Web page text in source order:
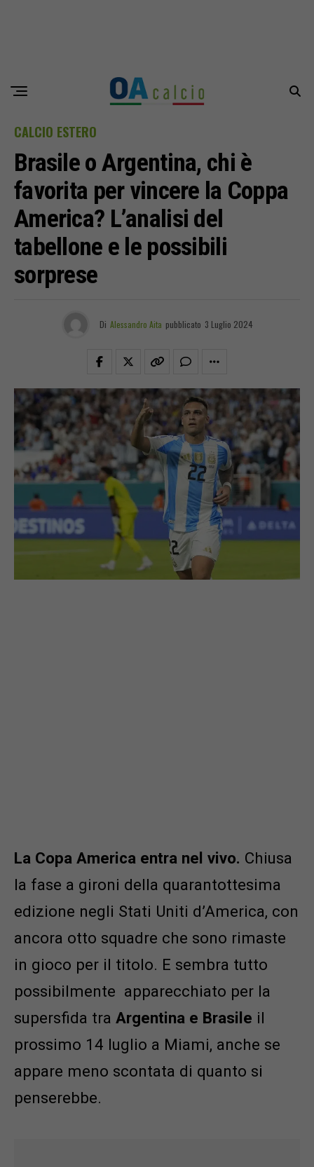
CALCIO ESTERO
Brasile o Argentina, chi è
favorita per vincere la Coppa
America? L’analisi del
tabellone e le possibili
sorprese
Di Alessandro Aita pubblicato 3 Luglio 2024
La Copa America entra nel vivo. Chiusa
la fase a gironi della quarantottesima
edizione negli Stati Uniti d’America, con
ancora otto squadre che sono rimaste
in gioco per il titolo. E sembra tutto
possibilmente apparecchiato per la
supersfida tra Argentina e Brasile il
prossimo 14 luglio a Miami, anche se
appare meno scontata di quanto si
penserebbe.